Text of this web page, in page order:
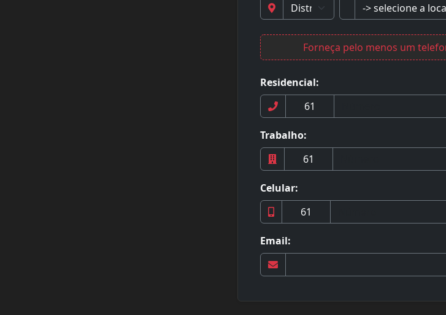
Forneça pelo menos um
Residencial:
Trabalho:
Celular:
Email: